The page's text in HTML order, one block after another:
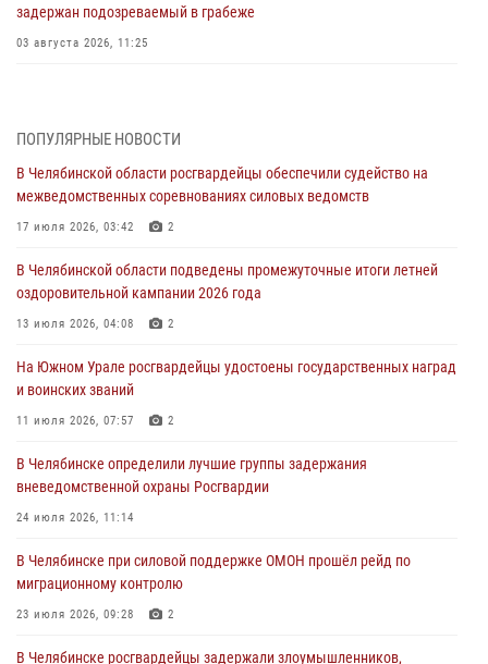
задержан подозреваемый в грабеже
03 августа 2026, 11:25
03 августа 2026, 09:22 1
Авиация Росгвардии совершила более 250 санитарных вылетов в
Донецкой Народной Республике
31 июля 2026, 11:33
Росгвардия обеспечивает безопасность граждан на южном
направлении
31 июля 2026, 11:32
В Уральском округе Росгвардии состоялось заседание
оперативного штаба
30 июля 2026, 10:53
ПОПУЛЯРНЫЕ НОВОСТИ
В Челябинской области росгвардейцы обеспечили судейство на
межведомственных соревнованиях силовых ведомств
17 июля 2026, 03:42 2
В Челябинской области подведены промежуточные итоги летней
оздоровительной кампании 2026 года
13 июля 2026, 04:08 2
На Южном Урале росгвардейцы удостоены государственных наград
и воинских званий
11 июля 2026, 07:57 2
В Челябинске определили лучшие группы задержания
вневедомственной охраны Росгвардии
24 июля 2026, 11:14
В Челябинске при силовой поддержке ОМОН прошёл рейд по
миграционному контролю
23 июля 2026, 09:28 2
В Челябинске росгвардейцы задержали злоумышленников,